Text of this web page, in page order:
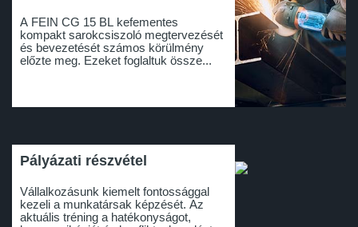
A FEIN CG 15 BL kefementes
kompakt sarokcsiszoló megtervezését
és bevezetését számos körülmény
előzte meg. Ezeket foglaltuk össze...
Pályázati részvétel
Vállalkozásunk kiemelt fontossággal
kezeli a munkatársak képzését. Az
aktuális tréning a hatékonyságot,